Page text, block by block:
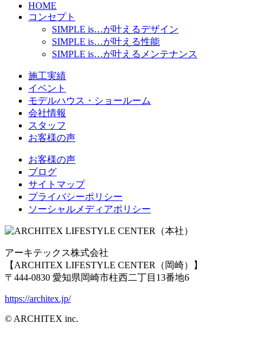
HOME
コンセプト
SIMPLE is…が叶えるデザイン
SIMPLE is…が叶える性能
SIMPLE is…が叶えるメンテナンス
施工実績
イベント
モデルハウス・ショールーム
会社情報
スタッフ
お客様の声
お客様の声
ブログ
サイトマップ
プライバシーポリシー
ソーシャルメディアポリシー
アーキテックス株式会社
【ARCHITEX LIFESTYLE CENTER（岡崎）】
〒444-0830 愛知県岡崎市柱西二丁目13番地6
https://architex.jp/
© ARCHITEX inc.